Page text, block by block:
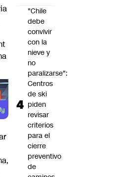
"Chile
debe
convivir
con la
nieve y
no
paralizarse":
Centros
de ski
piden
revisar
criterios
para el
cierre
preventivo
de